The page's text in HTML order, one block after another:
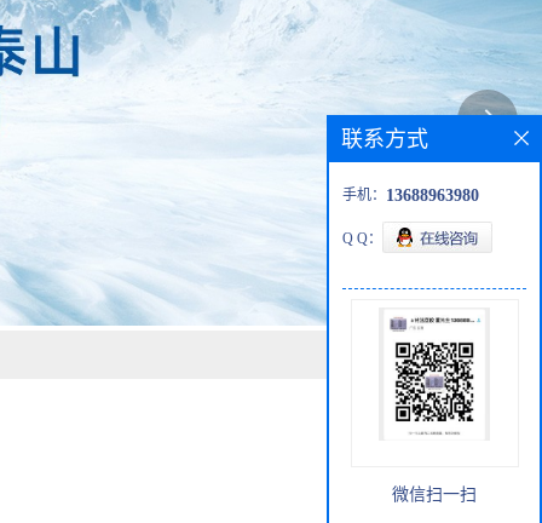
联系方式
手机： 13688963980
Q Q：
微信扫一扫